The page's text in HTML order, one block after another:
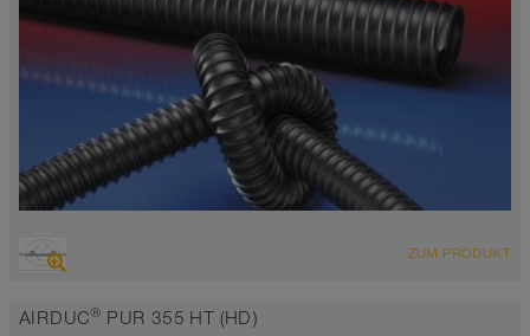
hoch abriebfester Saugschlauch + Druckschlauch,
Wandstärke 1,0mm
ZUM PRODUKT
AIRDUC® PUR 355 HT (HD)